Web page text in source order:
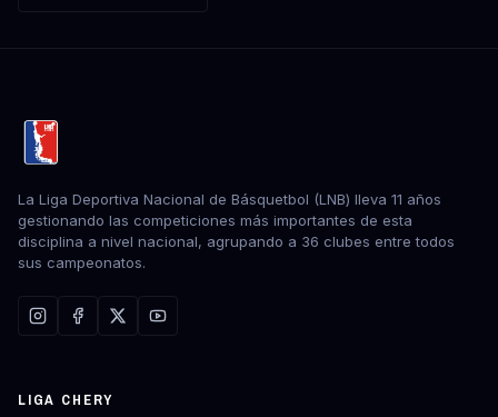
La Liga Deportiva Nacional de Básquetbol (LNB) lleva 11 años
gestionando las competiciones más importantes de esta
disciplina a nivel nacional, agrupando a 36 clubes entre todos
sus campeonatos.
LIGA CHERY